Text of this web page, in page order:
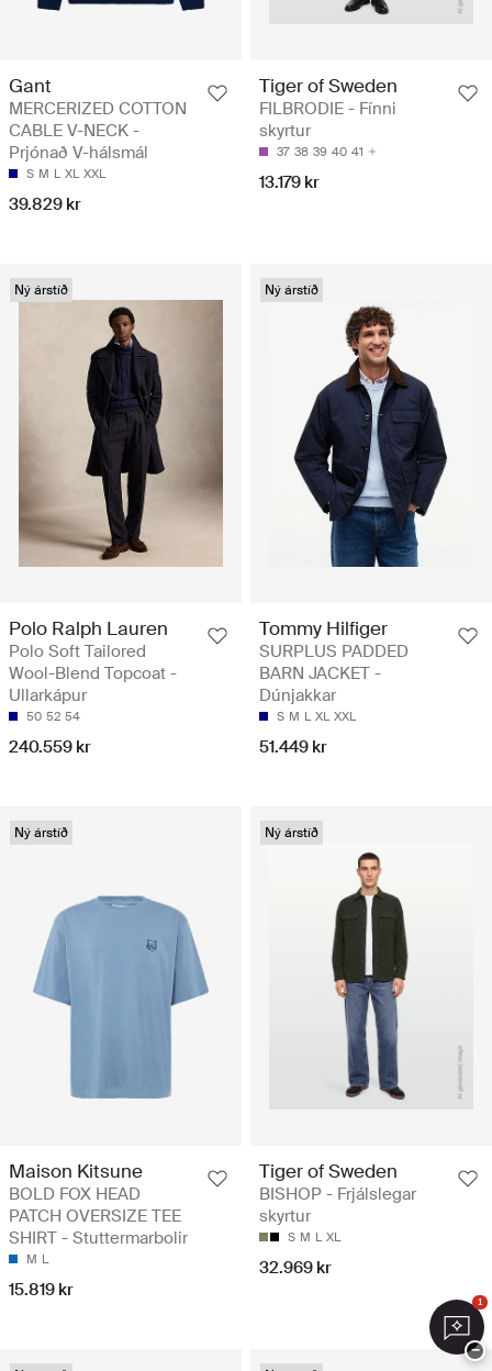
Gant
MERCERIZED COTTON
CABLE V-NECK -
Prjónað V-hálsmál
S M L XL XXL
39.829 kr
Tiger of Sweden
FILBRODIE - Fínni
skyrtur
37 38 39 40 41
13.179 kr
Ný árstíð
Polo Ralph Lauren
Polo Soft Tailored
Wool-Blend Topcoat -
Ullarkápur
50 52 54
240.559 kr
Ný árstíð
Tommy Hilfiger
SURPLUS PADDED
BARN JACKET -
Dúnjakkar
S M L XL XXL
51.449 kr
Ný árstíð
Maison Kitsune
BOLD FOX HEAD
PATCH OVERSIZE TEE
SHIRT - Stuttermarbolir
M L
15.819 kr
Ný árstíð
Tiger of Sweden
BISHOP - Frjálslegar
skyrtur
S M L XL
32.969 kr
1
−